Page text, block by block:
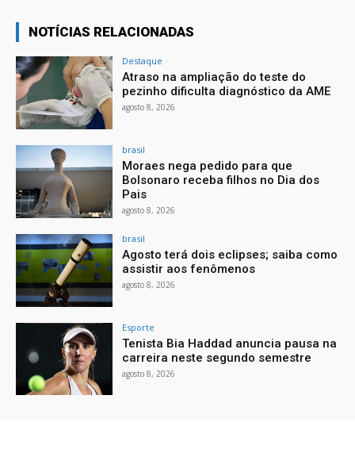
NOTÍCIAS RELACIONADAS
Destaque
Atraso na ampliação do teste do
pezinho dificulta diagnóstico da AME
agosto 8, 2026
brasil
Moraes nega pedido para que
Bolsonaro receba filhos no Dia dos
Pais
agosto 8, 2026
brasil
Agosto terá dois eclipses; saiba como
assistir aos fenômenos
agosto 8, 2026
Esporte
Tenista Bia Haddad anuncia pausa na
carreira neste segundo semestre
agosto 8, 2026